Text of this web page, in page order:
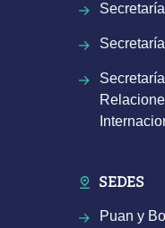
SEDES
Puan y